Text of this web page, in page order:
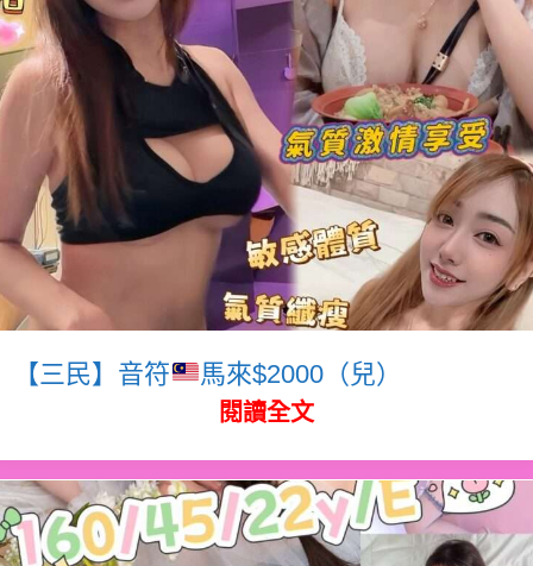
【三民】音符 馬來$2000（兒）
閱讀全文